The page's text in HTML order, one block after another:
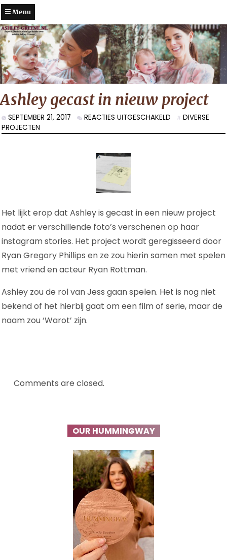
Menu
Ashley gecast in nieuw project
SEPTEMBER 21, 2017 REACTIES UITGESCHAKELD VOOR
GECAST
DIVERSE
PROJECTEN
Het lijkt erop dat Ashley is gecast in een nieuw project
nadat er verschillende foto’s verschenen op haar
instagram stories. Het project wordt geregisseerd door
Ryan Gregory Phillips en ze zou hierin samen met spelen
met vriend en acteur Ryan Rottman.
Ashley zou de rol van Jess gaan spelen. Het is nog niet
bekend of het hierbij gaat om een film of serie, maar de
naam zou ‘Warot’ zijn.
Comments are closed.
OUR HUMMINGWAY